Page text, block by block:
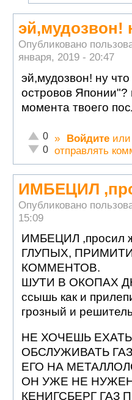
эй,мудозвон!
Опубликовано
января, 2019 - 20:47
эй,мудозвон! ну
островов Японии"?
момента твоего
Отлично!
0
Неадекватно!
0
» Войдите
отправлять
ИМБЕЦИЛ
Опубликовано
15:09
ИМБЕЦИЛ ,просил
ГЛУПЫХ,
КОММЕНТОВ.
ШУТИ В ОКОПАХ
ссышь как и
грозный и
НЕ ХОЧЕШЬ
ОБСЛУЖИВАТЬ
ЕГО НА
ОН УЖЕ НЕ
КЕНИГСБЕРГ ГАЗ